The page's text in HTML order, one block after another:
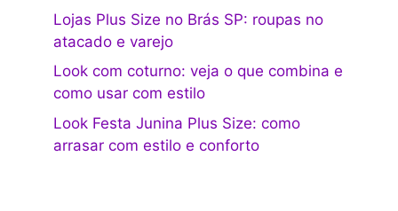
Lojas Plus Size no Brás SP: roupas no
atacado e varejo
Look com coturno: veja o que combina e
como usar com estilo
Look Festa Junina Plus Size: como
arrasar com estilo e conforto